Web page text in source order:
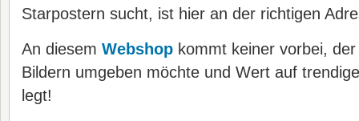
Starpostern sucht, ist hier an der richtigen
An diesem Webshop kommt keiner vorbei,
Bildern umgeben möchte und Wert auf
legt!